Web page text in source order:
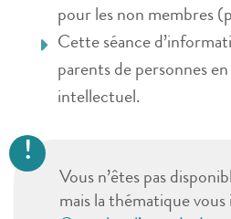
pour les non membres
Cette séance
parents de personnes
intellectuel.
Vous n’êtes pas
mais la thématique vous